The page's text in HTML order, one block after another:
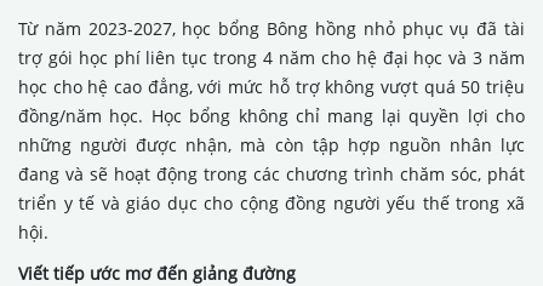
Từ năm 2023-2027, học bổng Bông hồng nhỏ phục vụ đã tài
trợ gói học phí liên tục trong 4 năm cho hệ đại học và 3 năm
học cho hệ cao đẳng, với mức hỗ trợ không vượt quá 50 triệu
đồng/năm học. Học bổng không chỉ mang lại quyền lợi cho
những người được nhận, mà còn tập hợp nguồn nhân lực
đang và sẽ hoạt động trong các chương trình chăm sóc, phát
triển y tế và giáo dục cho cộng đồng người yếu thế trong xã
hội.
Viết tiếp ước mơ đến giảng đường